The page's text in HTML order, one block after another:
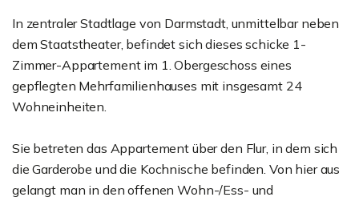
In zentraler Stadtlage von Darmstadt, unmittelbar neben
dem Staatstheater, befindet sich dieses schicke 1-
Zimmer-Appartement im 1. Obergeschoss eines
gepflegten Mehrfamilienhauses mit insgesamt 24
Wohneinheiten.
Sie betreten das Appartement über den Flur, in dem sich
die Garderobe und die Kochnische befinden. Von hier aus
gelangt man in den offenen Wohn-/Ess- und